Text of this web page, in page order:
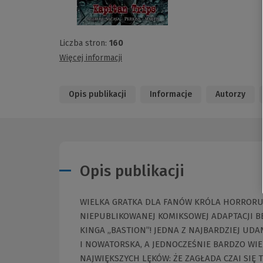
Liczba stron: 160
Więcej informacji
Opis publikacji Informacje Autorzy
Opis publikacji
WIELKA GRATKA DLA FANÓW KRÓLA
NIEPUBLIKOWANEJ KOMIKSOWEJ ADAPTACJI
KINGA „BASTION”! JEDNA Z NAJBARDZIEJ
I NOWATORSKA, A JEDNOCZEŚNIE BARDZO
NAJWIĘKSZYCH LĘKÓW: ŻE ZAGŁADA CZAI